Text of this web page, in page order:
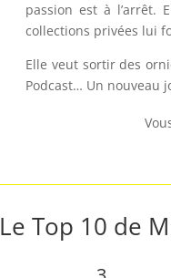
passion est à l’arrêt.
collections privées lui
Elle veut sortir des
Podcast… Un nouveau
Le Top 10 de